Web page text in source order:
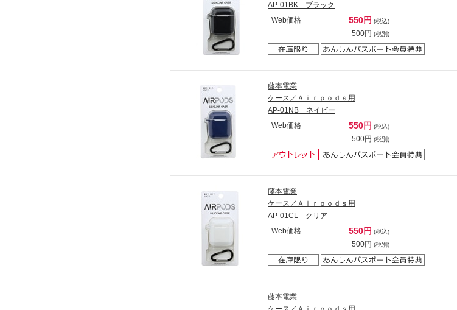
AP-01BK ブラック
Web価格
550円 (税込)
500円 (税別)
藤本電業
ケース／Ａｉｒｐｏｄｓ用
AP-01NB ネイビー
Web価格
550円 (税込)
500円 (税別)
藤本電業
ケース／Ａｉｒｐｏｄｓ用
AP-01CL クリア
Web価格
550円 (税込)
500円 (税別)
藤本電業